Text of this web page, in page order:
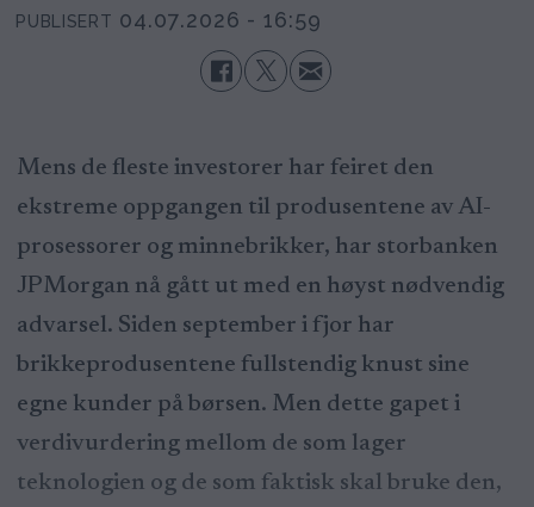
PUBLISERT 04.07.2026 - 16:59
Mens de fleste investorer har feiret den
ekstreme oppgangen til produsentene av AI-
prosessorer og minnebrikker, har storbanken
JPMorgan nå gått ut med en høyst nødvendig
advarsel. Siden september i fjor har
brikkeprodusentene fullstendig knust sine
egne kunder på børsen. Men dette gapet i
verdivurdering mellom de som lager
teknologien og de som faktisk skal bruke den,